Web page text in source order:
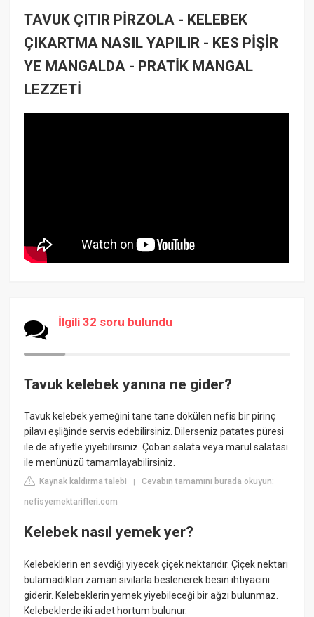
TAVUK ÇITIR PİRZOLA - KELEBEK
ÇIKARTMA NASIL YAPILIR - KES PİŞİR
YE MANGALDA - PRATİK MANGAL
LEZZETİ
İlgili 32 soru bulundu
Tavuk kelebek yanına ne gider?
Tavuk kelebek yemeğini tane tane dökülen nefis bir pirinç
pilavı eşliğinde servis edebilirsiniz. Dilerseniz patates püresi
ile de afiyetle yiyebilirsiniz. Çoban salata veya marul salatası
ile menünüzü tamamlayabilirsiniz.
Kaynak kaldırma talebi |Cevabın tamamını burada okuyun:
nefisyemektarifleri.com
Kelebek nasıl yemek yer?
Kelebeklerin en sevdiği yiyecek çiçek nektarıdır. Çiçek nektarı
bulamadıkları zaman sıvılarla beslenerek besin ihtiyacını
giderir. Kelebeklerin yemek yiyebileceği bir ağzı bulunmaz.
Kelebeklerde iki adet hortum bulunur.